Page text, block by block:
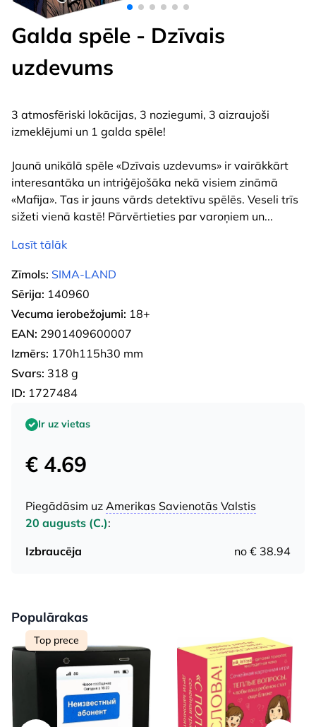
Galda spēle - Dzīvais
uzdevums
3 atmosfēriski lokācijas, 3 noziegumi, 3 aizraujoši
izmeklējumi un 1 galda spēle!
Jaunā unikālā spēle «Dzīvais uzdevums» ir vairākkārt
interesantāka un intriģējošāka nekā visiem zināmā
«Mafija». Tas ir jauns vārds detektīvu spēlēs. Veseli trīs
sižeti vienā kastē! Pārvērtieties par varoņiem un...
Lasīt tālāk
Zīmols: SIMA-LAND
Sērija: 140960
Vecuma ierobežojumi: 18+
EAN: 2901409600007
Izmērs: 170h115h30 mm
Svars: 318 g
ID: 1727484
Ir uz vietas
€ 4.69
Piegādāsim uz Amerikas Savienotās Valstis
20 augusts (C.):
Izbraucēja
no € 38.94
Populārakas
Top prece